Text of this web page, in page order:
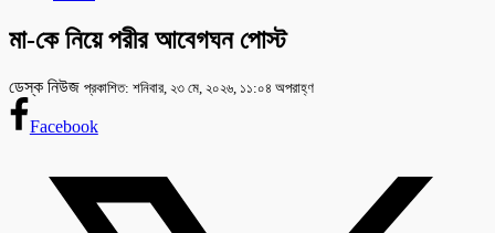
মা-কে নিয়ে পরীর আবেগঘন পোস্ট
ডেস্ক নিউজ প্রকাশিত: শনিবার, ২৩ মে, ২০২৬, ১১:০৪ অপরাহ্ণ
Facebook